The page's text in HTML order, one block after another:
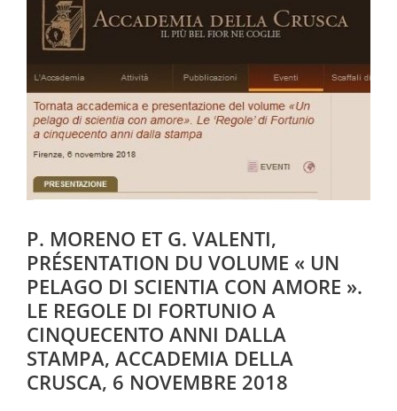
P. MORENO ET G. VALENTI,
PRÉSENTATION DU VOLUME « UN
PELAGO DI SCIENTIA CON AMORE ».
LE REGOLE DI FORTUNIO A
CINQUECENTO ANNI DALLA
STAMPA, ACCADEMIA DELLA
CRUSCA, 6 NOVEMBRE 2018